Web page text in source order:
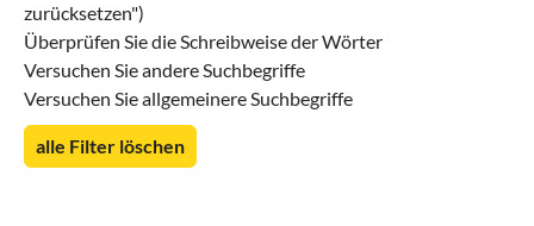
zurücksetzen")
Überprüfen Sie die Schreibweise der Wörter
Versuchen Sie andere Suchbegriffe
Versuchen Sie allgemeinere Suchbegriffe
alle Filter löschen